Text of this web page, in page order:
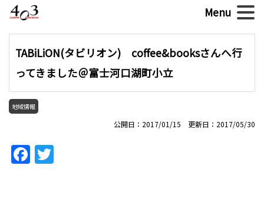
TABiLiON(タビリオン) coffee&booksさんへ行
ってきました＠富士河口湖町小立
地域情報
公開日：2017/01/15 更新日：2017/05/30
Facebook